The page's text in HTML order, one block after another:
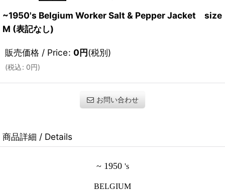
~1950's Belgium Worker Salt & Pepper Jacket size
M (表記なし)
販売価格 / Price: 0円(税別)
(税込: 0円)
お問い合わせ
商品詳細 / Details
~ 1950 's
BELGIUM